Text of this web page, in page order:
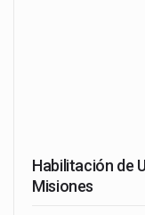
Habilitación de
Misiones